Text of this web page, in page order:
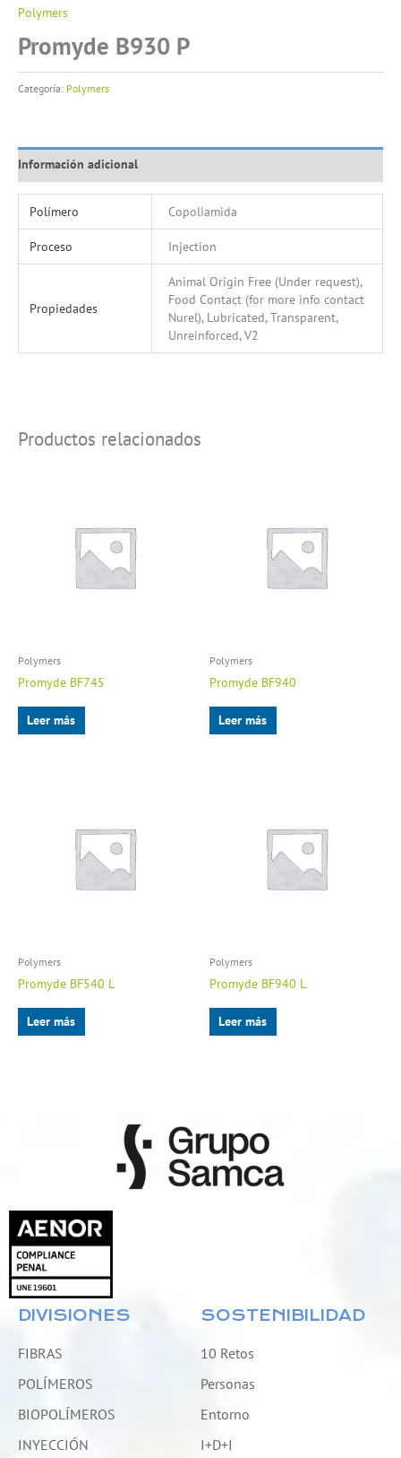
Polymers
Promyde B930 P
Categoría: Polymers
Información adicional
Polímero Copoliamida
Proceso Injection
Propiedades
Animal Origin Free (Under request),
Food Contact (for more info contact
Nurel), Lubricated, Transparent,
Unreinforced, V2
Productos relacionados
Polymers
Promyde BF745
Leer más
Polymers
Promyde BF940
Leer más
Polymers
Promyde BF540 L
Leer más
Polymers
Promyde BF940 L
Leer más
DIVISIONES
FIBRAS
POLÍMEROS
BIOPOLÍMEROS
INYECCIÓN
SOSTENIBILIDAD
10 Retos
Personas
Entorno
I+D+I